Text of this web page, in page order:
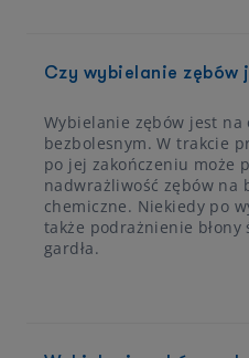
Czy wybielanie zębów
Wybielanie zębów jest na
bezbolesnym. W trakcie
po jej zakończeniu może
nadwrażliwość zębów na
chemiczne. Niekiedy po
także podrażnienie
gardła.